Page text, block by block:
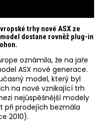
trhy nové ASX ze
dostane rovněž plug-in
oznámila, že na jaře
ASX nové generace.
model, který byl
na nově vznikající trh
nejúspěšnější modely
při prodejích bezmála
2010).